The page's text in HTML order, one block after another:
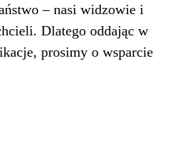
– nasi widzowie i
Dlatego oddając w
prosimy o wsparcie